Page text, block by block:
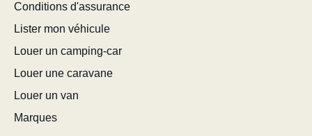
Conditions d'assurance
Lister mon véhicule
Louer un camping-car
Louer une caravane
Louer un van
Marques